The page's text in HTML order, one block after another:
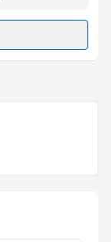
Aydınlatma